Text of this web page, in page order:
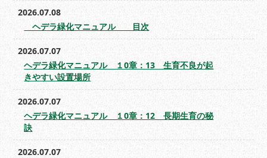
2026.07.08
ヘデラ緑化マニュアル 目次
2026.07.07
ヘデラ緑化マニュアル １0章：13 生育不良が起
きやすい設置場所
2026.07.07
ヘデラ緑化マニュアル １0章：12 長期生育の秘
訣
2026.07.07